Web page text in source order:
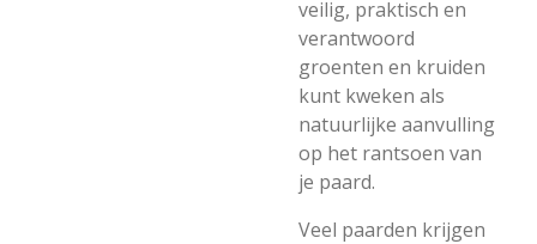
veilig, praktisch en
verantwoord
groenten en kruiden
kunt kweken als
natuurlijke aanvulling
op het rantsoen van
je paard.
Veel paarden krijgen